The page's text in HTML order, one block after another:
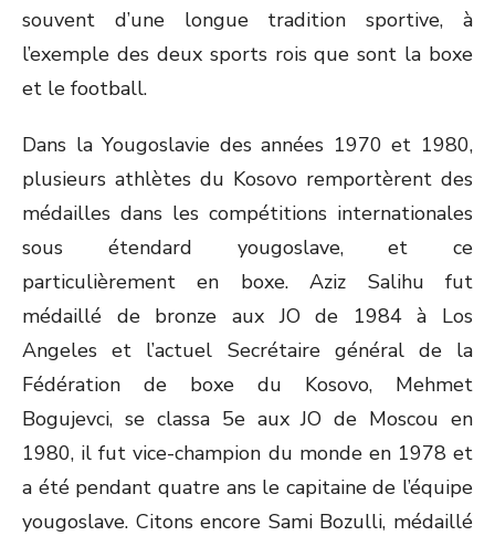
souvent d’une longue tradition sportive, à
l’exemple des deux sports rois que sont la boxe
et le football.
Dans la Yougoslavie des années 1970 et 1980,
plusieurs athlètes du Kosovo remportèrent des
médailles dans les compétitions internationales
sous étendard yougoslave, et ce
particulièrement en boxe. Aziz Salihu fut
médaillé de bronze aux JO de 1984 à Los
Angeles et l’actuel Secrétaire général de la
Fédération de boxe du Kosovo, Mehmet
Bogujevci, se classa 5e aux JO de Moscou en
1980, il fut vice-champion du monde en 1978 et
a été pendant quatre ans le capitaine de l’équipe
yougoslave. Citons encore Sami Bozulli, médaillé